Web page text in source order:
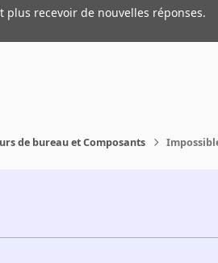
plus recevoir de nouvelles réponses.
de bureau et Composants